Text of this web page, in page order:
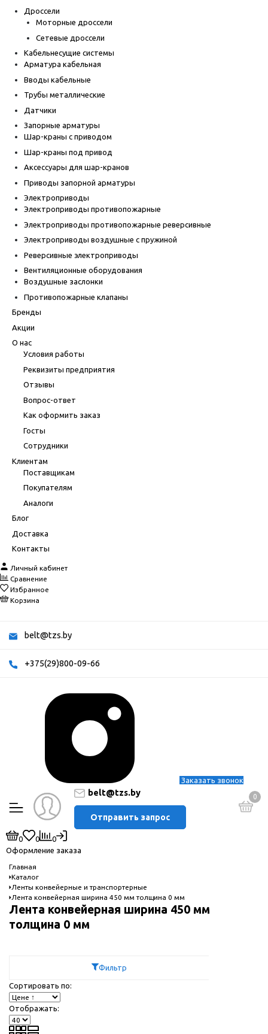
Дроссели
Моторные дроссели
Сетевые дроссели
Кабельнесущие системы
Арматура кабельная
Вводы кабельные
Трубы металлические
Датчики
Запорные арматуры
Шар-краны с приводом
Шар-краны под привод
Аксессуары для шар-кранов
Приводы запорной арматуры
Электроприводы
Электроприводы противопожарные
Электроприводы противопожарные реверсивные
Электроприводы воздушные с пружиной
Реверсивные электроприводы
Вентиляционные оборудования
Воздушные заслонки
Противопожарные клапаны
Бренды
Акции
О нас
Условия работы
Реквизиты предприятия
Отзывы
Вопрос-ответ
Как оформить заказ
Госты
Сотрудники
Клиентам
Поставщикам
Покупателям
Аналоги
Блог
Доставка
Контакты
Личный кабинет
Сравнение
Избранное
Корзина
belt@tzs.by
+375(29)800-09-66
Заказать звонок
belt@tzs.by
Отправить запрос
0
0 0
0
Оформление заказа
Главная
Каталог
Ленты конвейерные и транспортерные
Лента конвейерная ширина 450 мм толщина 0 мм
Лента конвейерная ширина 450 мм
толщина 0 мм
Фильтр
Сортировать по:
Отображать: